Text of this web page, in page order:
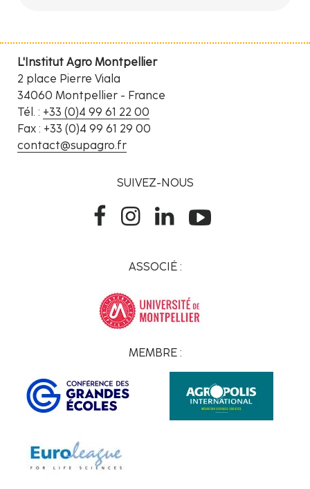
L'Institut Agro Montpellier
2 place Pierre Viala
34060 Montpellier - France
Tél. : +33 (0)4 99 61 22 00
Fax : +33 (0)4 99 61 29 00
contact@supagro.fr
SUIVEZ-NOUS
ASSOCIÉ :
MEMBRE :